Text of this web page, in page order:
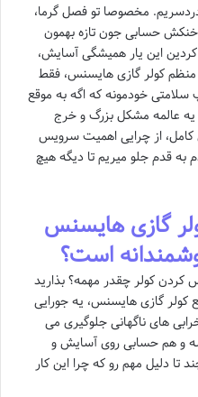
مخصوصا تو فصل گرما،
خنکش حسابی جون تازه بهمون
کردین این یار همیشگی آسایش،
منظم کولر گازی هایسنس، فقط
خودمونه که اگه به موقع
یه عالمه مشکل بزرگ و خرج
کامل، از چرایی اهمیت سرویس
به قدم جلو میریم تا دیگه هیچ
گازی هایسنس
است؟
کولر چقدر مهمه؟ بذارید
کولر گازی هایسنس، یه جورایی
های ناگهانی جلوگیری می
و هم حسابی روی آسایش و
تا دلیل مهم رو که چرا این کار